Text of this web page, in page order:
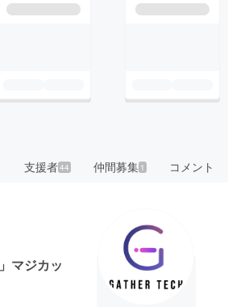
支援者44 仲間募集 1 コメント
マジカッ